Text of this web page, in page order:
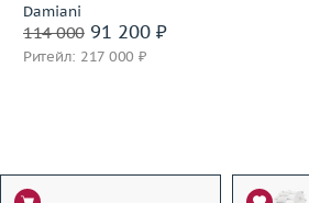
Damiani
114 00091 200 ₽
Ритейл: 217 000 ₽